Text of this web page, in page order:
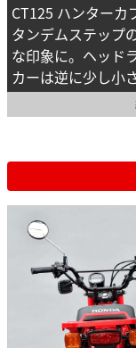
CT125 ハンター
タンデムステップ
な印象に。ヘッド
カーは逆に少し小